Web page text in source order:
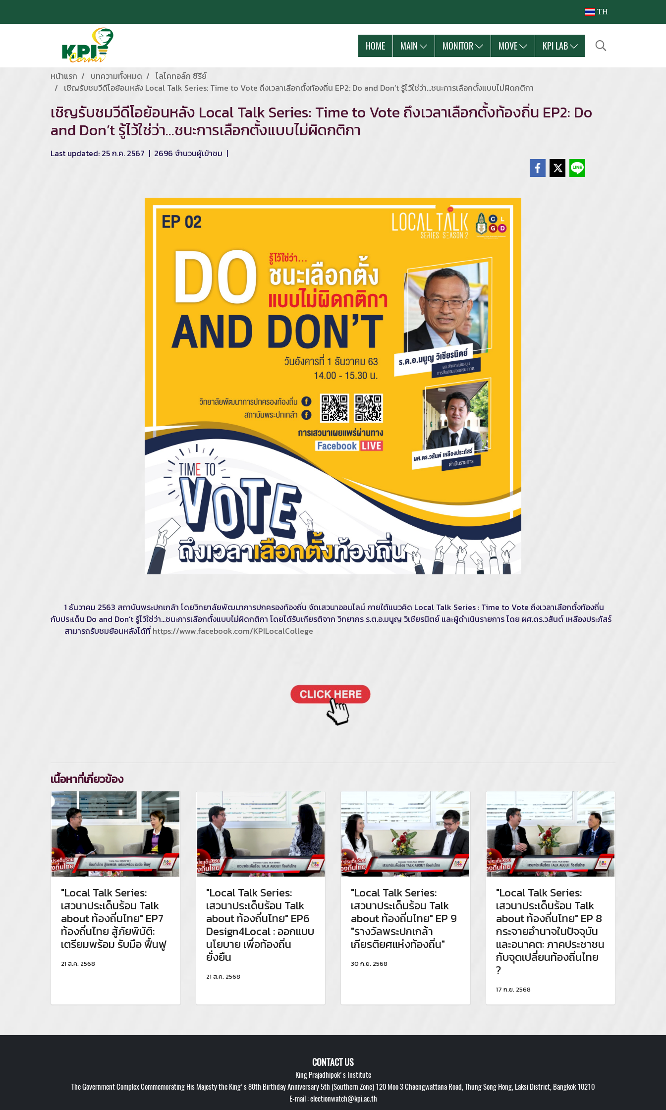
TH
HOME MAIN MONITOR MOVE KPI LAB
หน้าแรก บทความทั้งหมด
โลโคทอล์ก ซีรีย์
เชิญรับชมวีดีโอย้อนหลัง Local Talk Series: Time to Vote ถึงเวลาเลือกตั้งท้องถิ่น EP2: Do and Don’t รู้ไว้ใช่ว่า...ชนะการเลือกตั้งแบบไม่ผิดกติกา
เชิญรับชมวีดีโอย้อนหลัง Local Talk Series: Time to Vote ถึงเวลาเลือกตั้งท้องถิ่น EP2: Do
and Don’t รู้ไว้ใช่ว่า...ชนะการเลือกตั้งแบบไม่ผิดกติกา
Last updated: 25 ก.ค. 2567 | 2696 จำนวนผู้เข้าชม |
1 ธันวาคม 2563 สถาบันพระปกเกล้า โดยวิทยาลัยพัฒนาการปกครองท้องถิ่น จัดเสวนาออนไลน์ ภายใต้แนวคิด Local Talk Series : Time to Vote ถึงเวลาเลือกตั้งท้องถิ่น
กับประเด็น Do and Don’t รู้ไว้ใช่ว่า...ชนะการเลือกตั้งแบบไม่ผิดกติกา โดยได้รับเกียรติจาก วิทยากร ร.ต.อ.มนูญ วิเชียรนิตย์ และผู้ดำเนินรายการ โดย ผศ.ดร.วสันต์ เหลืองประภัสร์
สามารถรับชมย้อนหลังได้ที่ https://www.facebook.com/KPILocalCollege
เนื้อหาที่เกี่ยวข้อง
"Local Talk Series:
เสวนาประเด็นร้อน Talk
about ท้องถิ่นไทย" EP7
ท้องถิ่นไทย สู้ภัยพิบัติ:
เตรียมพร้อม รับมือ ฟื้นฟู
21 ส.ค. 2568
"Local Talk Series:
เสวนาประเด็นร้อน Talk
about ท้องถิ่นไทย" EP6
Design4Local : ออกแบบ
นโยบาย เพื่อท้องถิ่น
ยั่งยืน
21 ส.ค. 2568
"Local Talk Series:
เสวนาประเด็นร้อน Talk
about ท้องถิ่นไทย" EP 9
"รางวัลพระปกเกล้า
เกียรติยศแห่งท้องถิ่น"
30 ก.ย. 2568
"Local Talk Series:
เสวนาประเด็นร้อน Talk
about ท้องถิ่นไทย" EP 8
กระจายอำนาจในปัจจุบัน
และอนาคต: ภาคประชาชน
กับจุดเปลี่ยนท้องถิ่นไทย
?
17 ก.ย. 2568
CONTACT US
King Prajadhipok's Institute
The Government Complex Commemorating His Majesty the King's 80th Birthday Anniversary 5th (Southern Zone) 120 Moo 3 Chaengwattana Road, Thung Song Hong, Laksi District, Bangkok 10210
E-mail : electionwatch@kpi.ac.th